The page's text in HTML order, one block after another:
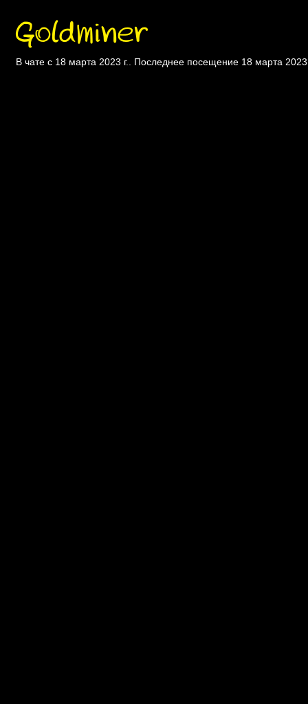
Goldminer
В чате с 18 марта 2023 г.. Последнее посещение 18 марта 2023